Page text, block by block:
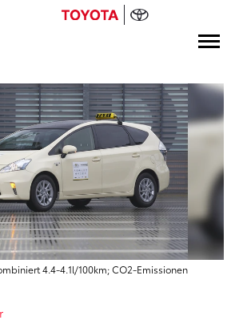
4.4‑4.1l/100km; CO2‑Emissionen